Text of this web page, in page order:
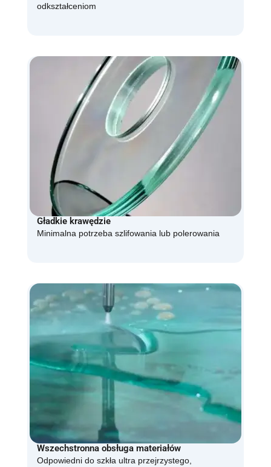
odkształceniom
Gładkie krawędzie
Minimalna potrzeba szlifowania lub polerowania
Wszechstronna obsługa materiałów
Odpowiedni do szkła ultra przejrzystego,